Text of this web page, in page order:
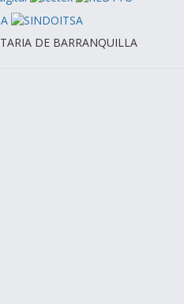
DE BARRANQUILLA